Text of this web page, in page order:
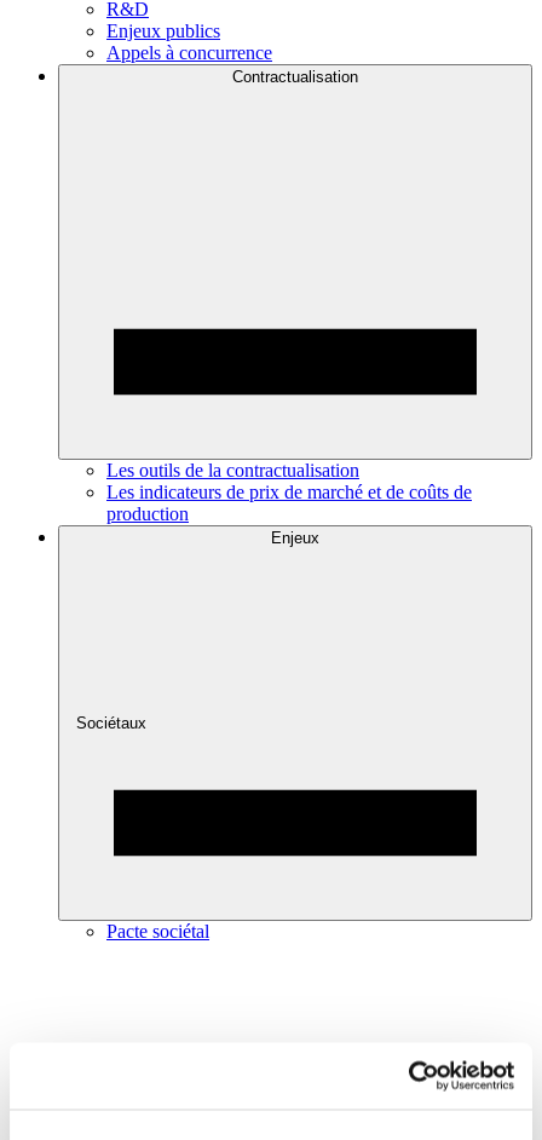
R&D
Enjeux publics
Appels à concurrence
Contractualisation
Les outils de la contractualisation
Les indicateurs de prix de marché et de coûts de
production
Enjeux
Sociétaux
Pacte sociétal